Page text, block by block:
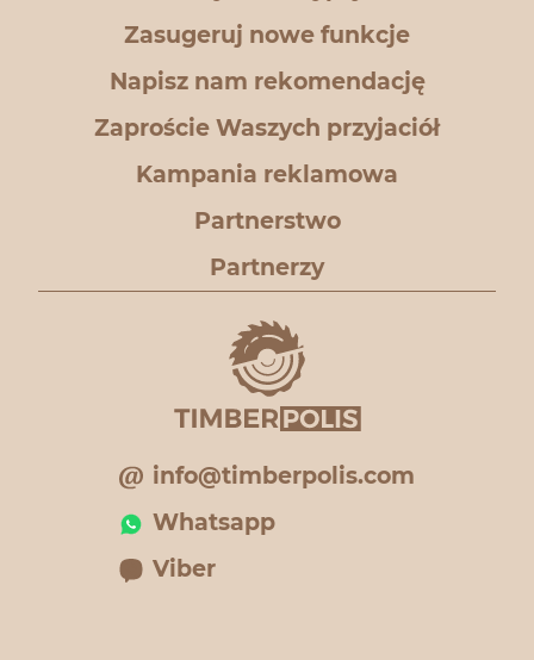
Zasugeruj nowe funkcje
Napisz nam rekomendację
Zaproście Waszych przyjaciół
Kampania reklamowa
Partnerstwo
Partnerzy
info@timberpolis.com
Whatsapp
Viber